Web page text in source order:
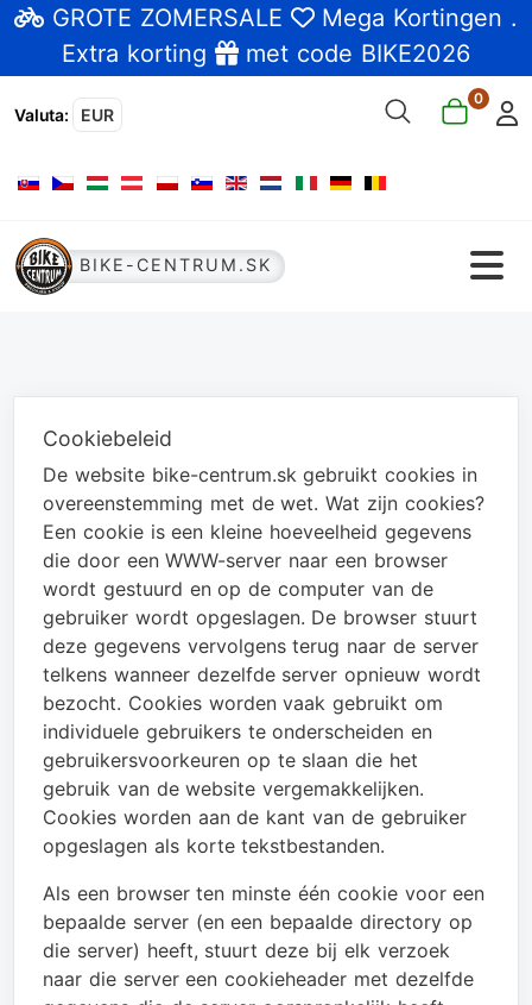
GROTE ZOMERSALE Mega Kortingen .
Extra korting
met code BIKE2026
Valuta: EUR
0
Selecteer de taal
BIKE-CENTRUM.SK
Cookiebeleid
De website bike-centrum.sk gebruikt cookies in
overeenstemming met de wet. Wat zijn cookies?
Een cookie is een kleine hoeveelheid gegevens
die door een WWW-server naar een browser
wordt gestuurd en op de computer van de
gebruiker wordt opgeslagen. De browser stuurt
deze gegevens vervolgens terug naar de server
telkens wanneer dezelfde server opnieuw wordt
bezocht. Cookies worden vaak gebruikt om
individuele gebruikers te onderscheiden en
gebruikersvoorkeuren op te slaan die het
gebruik van de website vergemakkelijken.
Cookies worden aan de kant van de gebruiker
opgeslagen als korte tekstbestanden.
Als een browser ten minste één cookie voor een
bepaalde server (en een bepaalde directory op
die server) heeft, stuurt deze bij elk verzoek
naar die server een cookieheader met dezelfde